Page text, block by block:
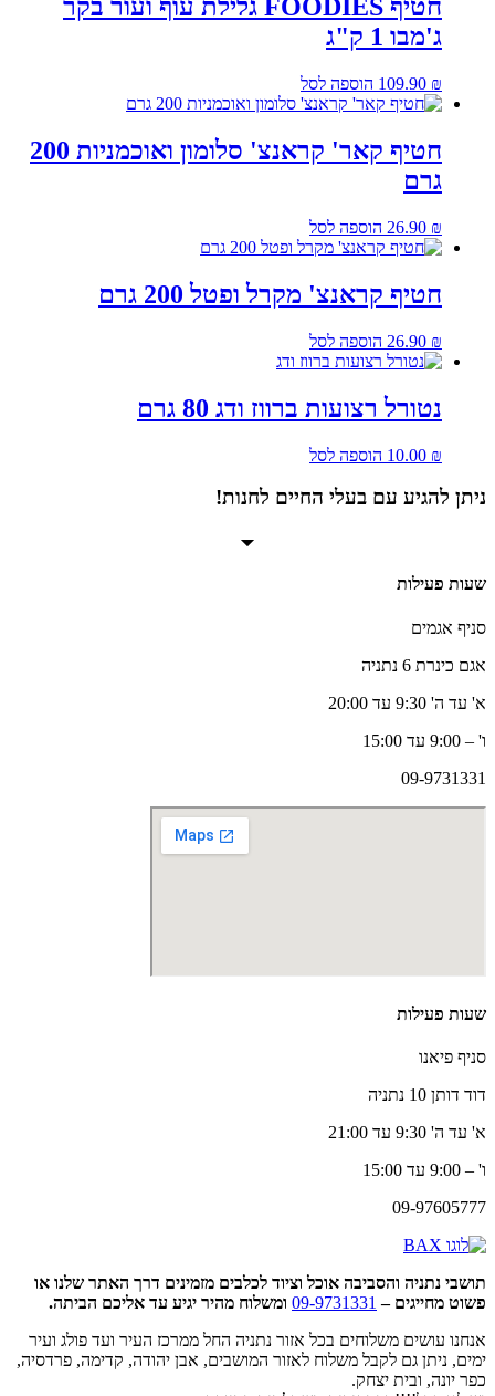
חטיף FOODIES גלילת עוף ועור בקר
ג'מבו 1 ק"ג
109.90 ₪ הוספה לסל
חטיף קאר' קראנצ' סלומון ואוכמניות 200
גרם
26.90 ₪ הוספה לסל
חטיף קראנצ' מקרל ופטל 200 גרם
26.90 ₪ הוספה לסל
נטורל רצועות ברווז ודג 80 גרם
10.00 ₪ הוספה לסל
ניתן להגיע עם בעלי החיים לחנות!
שעות פעילות
סניף אגמים
אגם כינרת 6 נתניה
א' עד ה' 9:30 עד 20:00
ו' – 9:00 עד 15:00
09-9731331
שעות פעילות
סניף פיאנו
דוד דותן 10 נתניה
א' עד ה' 9:30 עד 21:00
ו' – 9:00 עד 15:00
09-97605777
תושבי נתניה והסביבה אוכל וציוד לכלבים מזמינים דרך האתר שלנו או
פשוט מחייגים – 09-9731331 ומשלוח מהיר יגיע עד אליכם הביתה.
אנחנו עושים משלוחים בכל אזור נתניה החל ממרכז העיר ועד פולג ועיר
ימים, ניתן גם לקבל משלוח לאזור המושבים, אבן יהודה, קדימה, פרדסיה,
כפר יונה, ובית יצחק.